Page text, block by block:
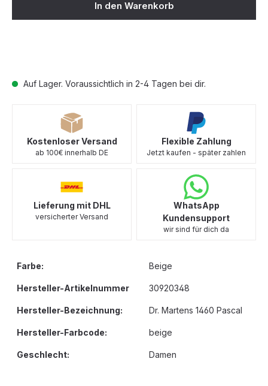
Auf Lager. Voraussichtlich in 2-4 Tagen bei dir.
In den Warenkorb
Kostenloser Versand
ab 100€ innerhalb DE
Flexible Zahlung
Jetzt kaufen - später zahlen
Lieferung mit DHL
versicherter Versand
WhatsApp
Kundensupport
wir sind für dich da
Farbe: Beige
Hersteller-Artikelnummer 30920348
Hersteller-Bezeichnung: Dr. Martens 1460 Pascal
Hersteller-Farbcode: beige
Geschlecht: Damen